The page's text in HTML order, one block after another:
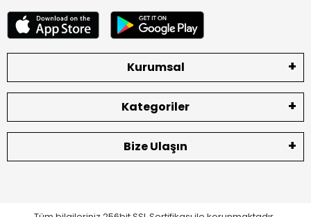
Kurumsal
Kategoriler
Bize Ulaşın